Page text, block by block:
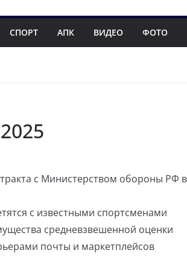
СПОРТ АПК ВИДЕО ФОТО
с Министерством обороны РФ
с известными спортсменами
средневзвешенной оценки
почты и маркетплейсов